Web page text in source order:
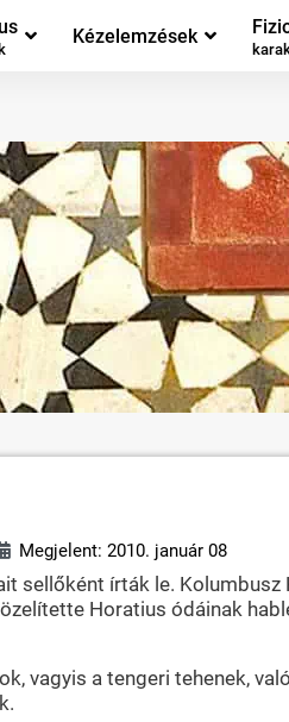
Kézelemzések
Megjelent: 2010. január 08
sellőként írták le.
Horatius ódáinak
vagyis a tengeri tehenek,